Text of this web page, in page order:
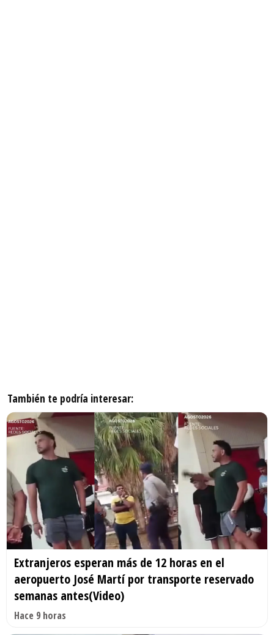
También te podría interesar:
Extranjeros esperan más de 12 horas en el
aeropuerto José Martí por transporte reservado
semanas antes(Video)
Hace 9 horas